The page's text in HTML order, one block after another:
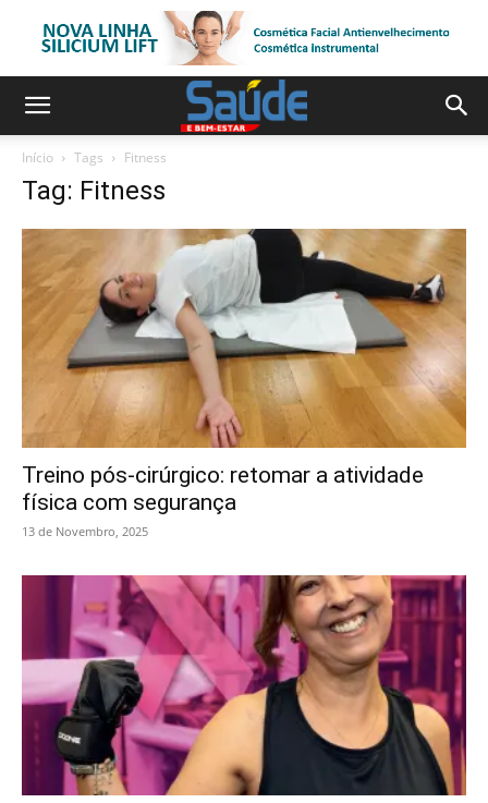
Início Tags Fitness
Tag: Fitness
Treino pós-cirúrgico: retomar a atividade
física com segurança
13 de Novembro, 2025